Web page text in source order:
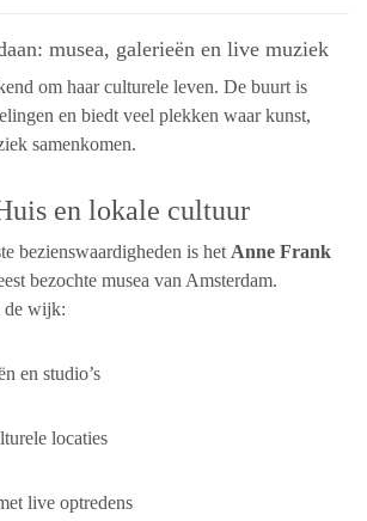
musea, galerieën en live muziek
om haar culturele leven. De buurt is
en biedt veel plekken waar kunst,
samenkomen.
en lokale cultuur
bezienswaardigheden is het Anne Frank
bezochte musea van Amsterdam.
de wijk:
en studio’s
locaties
live optredens